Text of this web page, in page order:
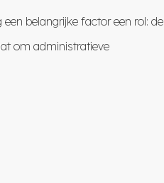
belangrijke factor een rol: de
om administratieve